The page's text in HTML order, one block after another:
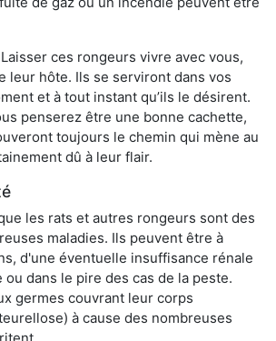
Laisser ces rongeurs vivre avec vous,
leur hôte. Ils se serviront dans vos
et à tout instant qu’ils le désirent.
penserez être une bonne cachette,
toujours le chemin qui mène au
dû à leur flair.
les rats et autres rongeurs sont des
maladies. Ils peuvent être à
d'une éventuelle insuffisance rénale
ou dans le pire des cas de la peste.
germes couvrant leur corps
à cause des nombreuses